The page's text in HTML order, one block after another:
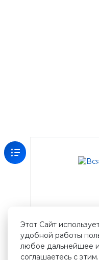
нашем
и
получите
500
Этот Сайт
удобной работы
любое дальнейшее
соглашаетесь с